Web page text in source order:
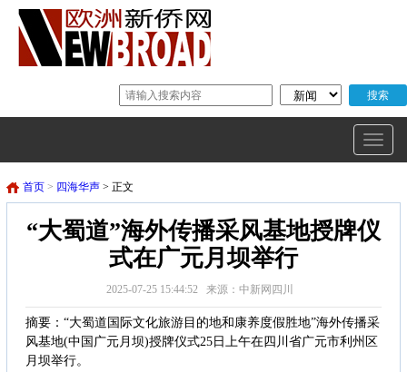
首页 > 四海华声 > 正文
“大蜀道”海外传播采风基地授牌仪
式在广元月坝举行
2025-07-25 15:44:52 来源：中新网四川
摘要：“大蜀道国际文化旅游目的地和康养度假胜地”海外传播采
风基地(中国广元月坝)授牌仪式25日上午在四川省广元市利州区
月坝举行。